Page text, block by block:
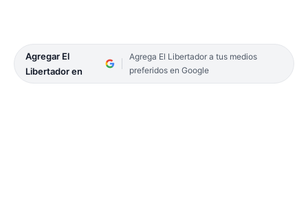
Agregar El
Libertador en
Agrega El Libertador a tus medios
preferidos en Google